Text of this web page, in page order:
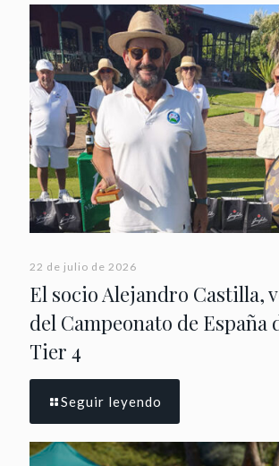
22 de julio de 2026
El socio Alejandro Castilla,
del Campeonato de España
Tier 4
Seguir leyendo